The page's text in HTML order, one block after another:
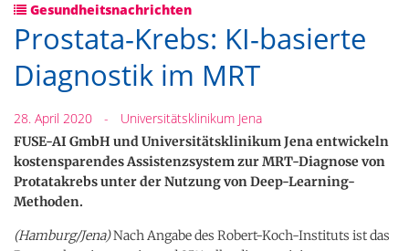
Gesundheitsnachrichten
Prostata-Krebs: KI-basierte
Diagnostik im MRT
28. April 2020 - Universitätsklinikum Jena
FUSE-AI GmbH und Universitätsklinikum Jena entwickeln
kostensparendes Assistenzsystem zur MRT-Diagnose von
Protatakrebs unter der Nutzung von Deep-Learning-
Methoden.
(Hamburg/Jena)Nach Angabe des Robert-Koch-Instituts ist das